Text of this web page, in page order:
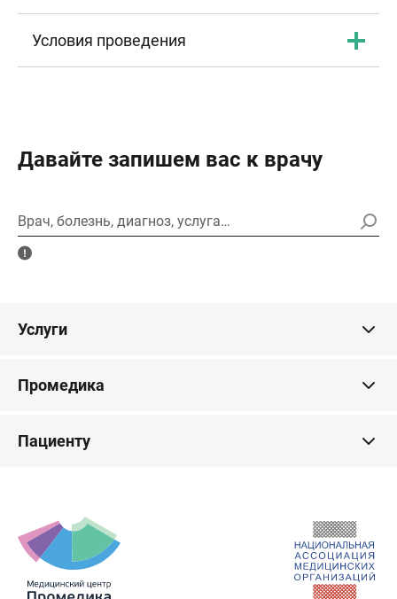
Условия проведения
Давайте запишем вас к врачу
Врач, болезнь, диагноз, услуга…
Услуги
Промедика
Пациенту